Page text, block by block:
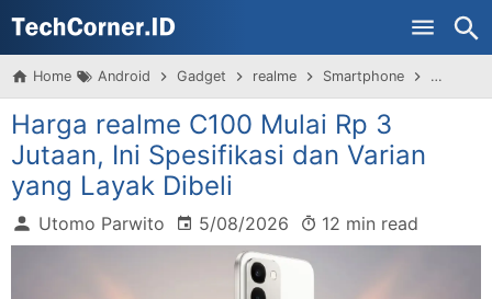
Home Android Gadget realme Smartphone
Harga realme C100 Mulai Rp 3
Jutaan, Ini Spesifikasi dan Varian
yang Layak Dibeli
Utomo Parwito 5/08/2026 12 min read